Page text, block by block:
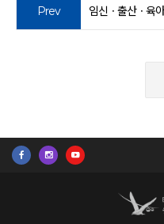
Prev